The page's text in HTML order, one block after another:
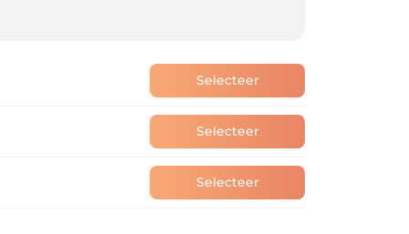
Selecteer
Selecteer
Selecteer